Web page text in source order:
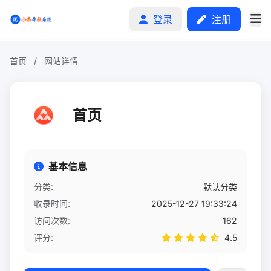
登录 注册
分类排行
自助广告
首页 / 网站详情
首页
基本信息
分类:
默认分类
收录时间:
2025-12-27 19:33:24
访问次数:
162
评分:
4.5